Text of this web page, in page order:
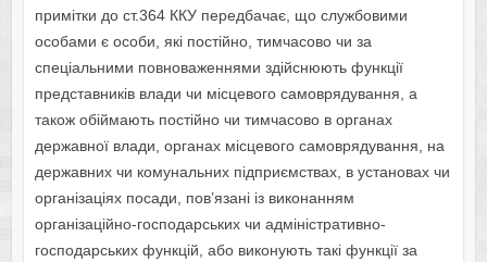
примітки до ст.364 ККУ передбачає, що службовими
особами є особи, які постійно, тимчасово чи за
спеціальними повноваженнями здійснюють функції
представників влади чи місцевого самоврядування, а
також обіймають постійно чи тимчасово в органах
державної влади, органах місцевого самоврядування, на
державних чи комунальних підприємствах, в установах чи
організаціях посади, пов’язані із виконанням
організаційно-господарських чи адміністративно-
господарських функцій, або виконують такі функції за